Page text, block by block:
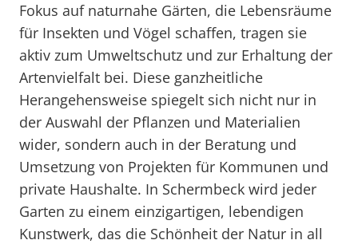
Fokus auf naturnahe Gärten, die Lebensräume
für Insekten und Vögel schaffen, tragen sie
aktiv zum Umweltschutz und zur Erhaltung der
Artenvielfalt bei. Diese ganzheitliche
Herangehensweise spiegelt sich nicht nur in
der Auswahl der Pflanzen und Materialien
wider, sondern auch in der Beratung und
Umsetzung von Projekten für Kommunen und
private Haushalte. In Schermbeck wird jeder
Garten zu einem einzigartigen, lebendigen
Kunstwerk, das die Schönheit der Natur in all